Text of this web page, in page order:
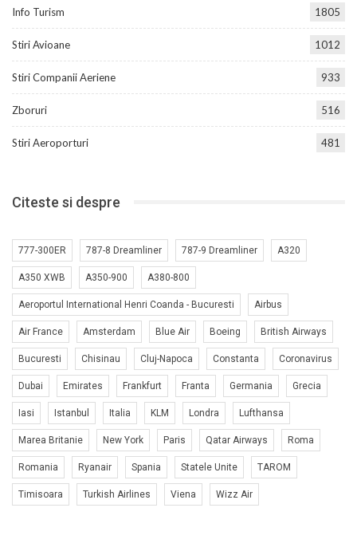
Info Turism 1805
Stiri Avioane 1012
Stiri Companii Aeriene 933
Zboruri 516
Stiri Aeroporturi 481
Citeste si despre
777-300ER 787-8 Dreamliner 787-9 Dreamliner A320
A350 XWB A350-900 A380-800
Aeroportul International Henri Coanda - Bucuresti Airbus
Air France Amsterdam Blue Air Boeing British Airways
Bucuresti Chisinau Cluj-Napoca Constanta Coronavirus
Dubai Emirates Frankfurt Franta Germania Grecia
Iasi Istanbul Italia KLM Londra Lufthansa
Marea Britanie New York Paris Qatar Airways Roma
Romania Ryanair Spania Statele Unite TAROM
Timisoara Turkish Airlines Viena Wizz Air